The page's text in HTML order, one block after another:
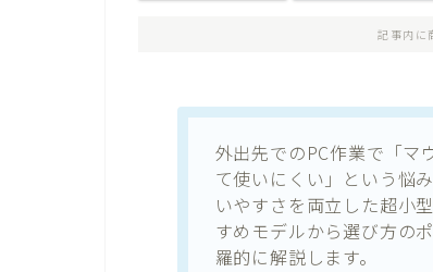
記事内に
外出先でのPC作業で「マ
て使いにくい」という悩
いやすさを両立した超小
すめモデルから選び方の
羅的に解説します。